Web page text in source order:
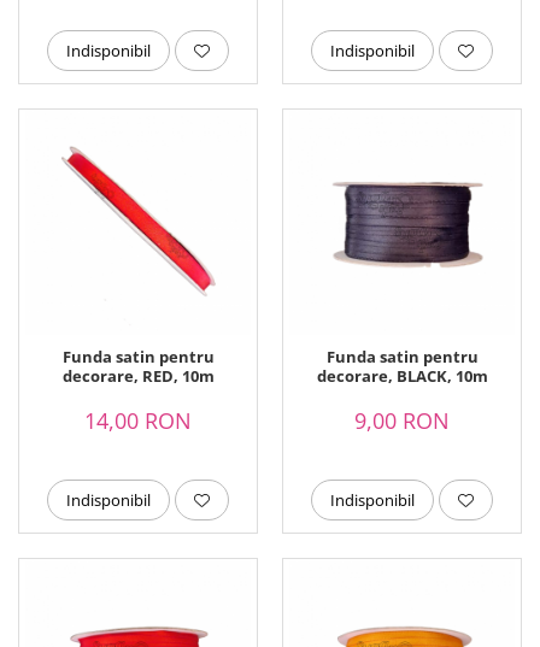
Indisponibil Indisponibil
Funda satin pentru
decorare, RED, 10m
14,00 RON
Indisponibil
Funda satin pentru
decorare, BLACK, 10m
9,00 RON
Indisponibil